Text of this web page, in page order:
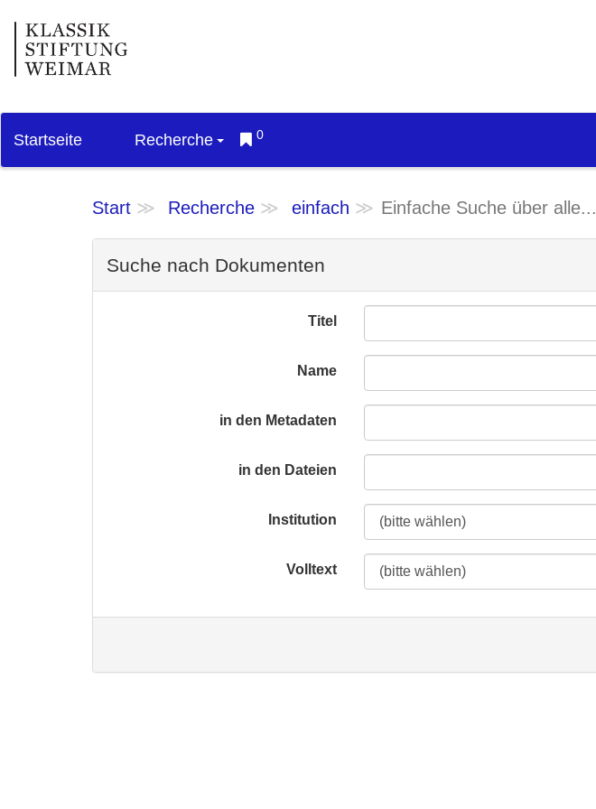
Startseite Recherche 0
Start Recherche einfach Einfache Suche über alle...
Suche nach Dokumenten
Titel
Name
in den Metadaten
in den Dateien
Institution
Volltext